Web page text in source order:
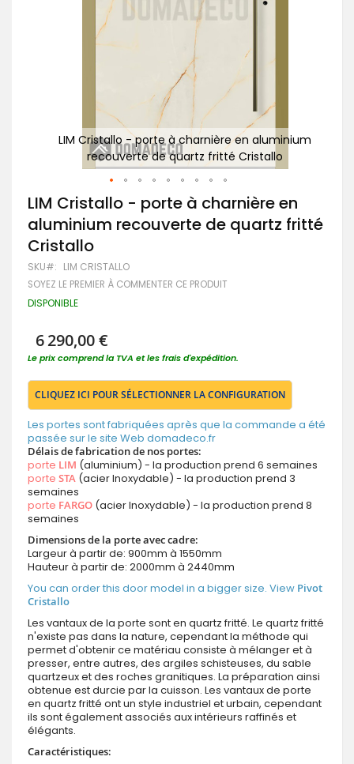
LIM Cristallo - porte à charnière en aluminium
recouverte de quartz fritté Cristallo
Passer
au
début
de
la
Galerie
d’images
LIM Cristallo - porte à charnière en
aluminium recouverte de quartz fritté
Cristallo
SKU LIM CRISTALLO
SOYEZ LE PREMIER À COMMENTER CE PRODUIT
DISPONIBLE
6 290,00 €
Le prix comprend la TVA et les frais d'expédition.
CLIQUEZ ICI POUR SÉLECTIONNER LA CONFIGURATION
Les portes sont fabriquées après que la commande a été
passée sur le site Web domadeco.fr
Délais de fabrication de nos portes:
porte LIM (aluminium) - la production prend 6 semaines
porte STA (acier Inoxydable) - la production prend 3
semaines
porte FARGO (acier Inoxydable) - la production prend 8
semaines
Dimensions de la porte avec cadre:
Largeur à partir de: 900mm à 1550mm
Hauteur à partir de: 2000mm à 2440mm
You can order this door model in a bigger size. View Pivot
Cristallo
Les vantaux de la porte sont en quartz fritté. Le quartz fritté
n'existe pas dans la nature, cependant la méthode qui
permet d'obtenir ce matériau consiste à mélanger et à
presser, entre autres, des argiles schisteuses, du sable
quartzeux et des roches granitiques. La préparation ainsi
obtenue est durcie par la cuisson. Les vantaux de porte
en quartz fritté ont un style industriel et urbain, cependant
ils sont également associés aux intérieurs raffinés et
élégants.
Caractéristiques: